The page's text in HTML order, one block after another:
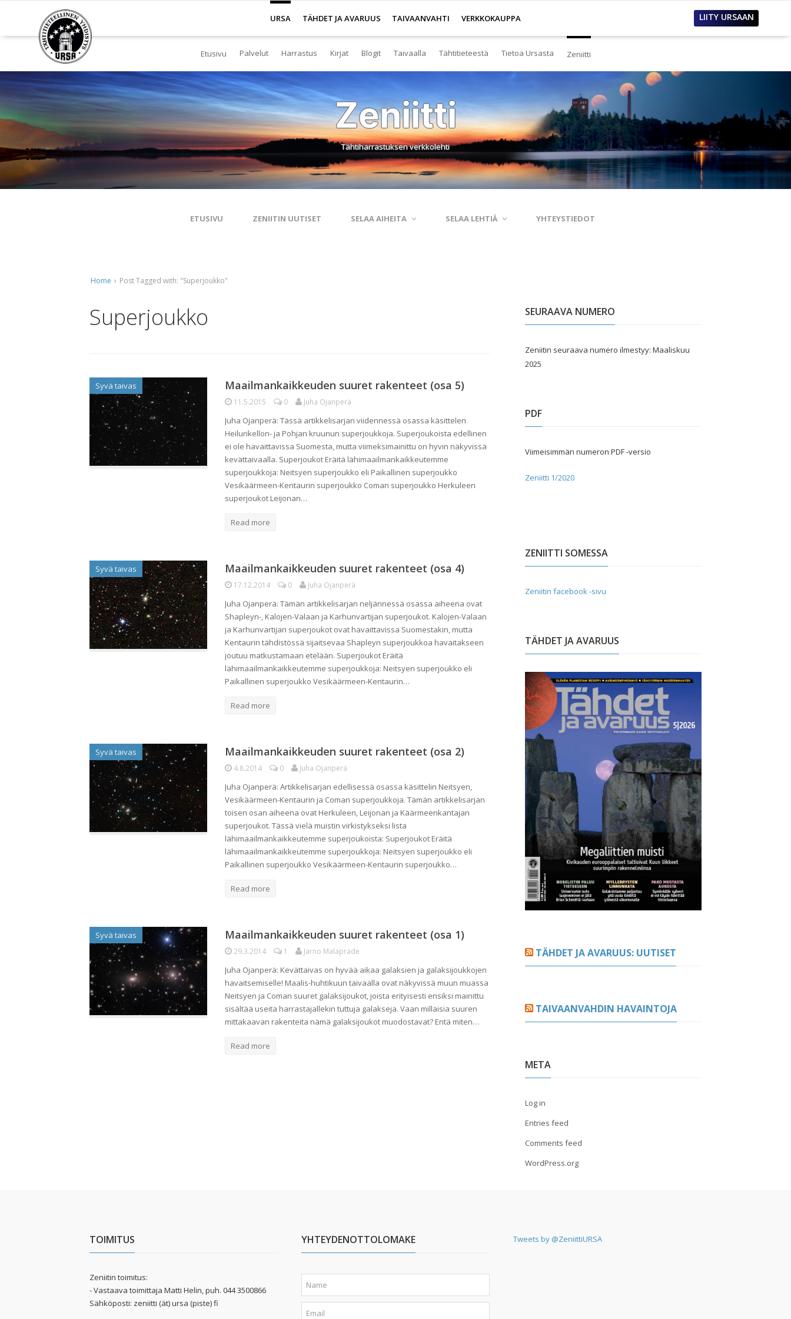
URSA TÄHDET JA AVARUUS TAIVAANVAHTI VERKKOKAUPPA LIITY URSAAN
Etusivu
Jäsenyys
Yleistä Ursan palveluista
Toimisto
Kirjasto
Planetaario
Palvelut
Yleistä harrastuksesta
Nuorisotoiminta
Tähtitornit
Harrastusryhmät
Harrastusjulkaisut
Harrastus
Kaukoputkikauppa
Kirjat
Tuoreimmat
Kosmokseen kirjoitettua
Terveisiä kiertoradalta
Kraatterin reunalta
Eksoplaneetta hukassa
Blogit
Tähtitaivas
Tähtikartta
Tähtikartta classic
Havaintopaikat
Taivaan havaitseminen
Taivaalla
Usein kysyttyä
Aurinkokuntamalli
Aurinkokelloveistos
Tietokantoja ja sanastoja
Tähtitieteestä
Yleistä Ursasta
Hallinto
Talous
Avoimet työpaikat
Esitteet ja raportit
Tietoa Ursasta Zeniitti
Zeniitti
Tähtiharrastuksen verkkolehti
ETUSIVU ZENIITIN UUTISET SELAA AIHEITA SELAA LEHTIÄ YHTEYSTIEDOT
Home › Post Tagged with: "Superjoukko"
Superjoukko
Syvä taivas Maailmankaikkeuden suuret rakenteet (osa 5)
11.5.2015 0 Juha Ojanperä
Juha Ojanperä: Tässä artikkelisarjan viidennessä osassa käsittelen
Heilurikellon- ja Pohjan kruunun superjoukkoja. Superjoukoista edellinen
ei ole havaittavissa Suomesta, mutta viimeksimainittu on hyvin näkyvissä
kevättaivaalla. Superjoukot Eräitä lähimaailmankaikkeutemme
superjoukkoja: Neitsyen superjoukko eli Paikallinen superjoukko
Vesikäärmeen-Kentaurin superjoukko Coman superjoukko Herkuleen
superjoukot Leijonan…
Read more
Syvä taivas Maailmankaikkeuden suuret rakenteet (osa 4)
17.12.2014 0 Juha Ojanperä
Juha Ojanperä: Tämän artikkelisarjan neljännessä osassa aiheena ovat
Shapleyn-, Kalojen-Valaan ja Karhunvartijan superjoukot. Kalojen-Valaan
ja Karhunvartijan superjoukot ovat havaittavissa Suomestakin, mutta
Kentaurin tähdistössä sijaitsevaa Shapleyn superjoukkoa havaitakseen
joutuu matkustamaan etelään. Superjoukot Eräitä
lähimaailmankaikkeutemme superjoukkoja: Neitsyen superjoukko eli
Paikallinen superjoukko Vesikäärmeen-Kentaurin…
Read more
Syvä taivas Maailmankaikkeuden suuret rakenteet (osa 2)
4.8.2014 0 Juha Ojanperä
Juha Ojanperä: Artikkelisarjan edellisessä osassa käsittelin Neitsyen,
Vesikäärmeen-Kentaurin ja Coman superjoukkoja. Tämän artikkelisarjan
toisen osan aiheena ovat Herkuleen, Leijonan ja Käärmeenkantajan
superjoukot. Tässä vielä muistin virkistykseksi lista
lähimaailmankaikkeutemme superjoukoista: Superjoukot Eräitä
lähimaailmankaikkeutemme superjoukkoja: Neitsyen superjoukko eli
Paikallinen superjoukko Vesikäärmeen-Kentaurin superjoukko…
Read more
Syvä taivas Maailmankaikkeuden suuret rakenteet (osa 1)
29.3.2014 1 Jarno Malaprade
Juha Ojanperä: Kevättaivas on hyvää aikaa galaksien ja galaksijoukkojen
havaitsemiselle! Maalis-huhtikuun taivaalla ovat näkyvissä muun muassa
Neitsyen ja Coman suuret galaksijoukot, joista erityisesti ensiksi mainittu
sisältää useita harrastajallekin tuttuja galakseja. Vaan millaisia suuren
mittakaavan rakenteita nämä galaksijoukot muodostavat? Entä miten…
Read more
SEURAAVA NUMERO
Zeniitin seuraava numero ilmestyy: Maaliskuu
2025
PDF
Viimeisimmän numeron PDF -versio
Zeniitti 1/2020
ZENIITTI SOMESSA
Zeniitin facebook -sivu
TÄHDET JA AVARUUS
TÄHDET JA AVARUUS: UUTISET
TAIVAANVAHDIN HAVAINTOJA
META
Log in
Entries feed
Comments feed
WordPress.org
TOIMITUS
Zeniitin toimitus:
- Vastaava toimittaja Matti Helin, puh. 044 3500866
Sähköposti: zeniitti (ät) ursa (piste) fi
YHTEYDENOTTOLOMAKE Tweets by @ZeniittiURSA